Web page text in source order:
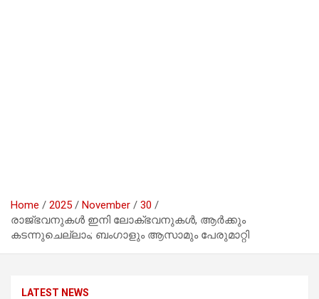
Home 2025 November
30
രാജ്ഭവനുകള്‍ ഇനി ലോക്ഭവനുകള്‍, ആര്‍ക്കും
കടന്നുചെല്ലാം; ബംഗാളും ആസാമും പേരുമാറ്റി
LATEST NEWS